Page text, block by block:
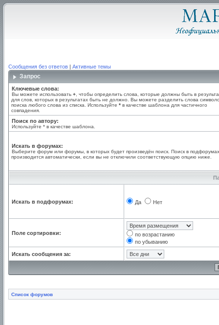
Сообщения без ответов | Активные темы
Запрос
Ключевые слова:
Вы можете использовать + , чтобы определить слова, которые должны быть в
для слов, которых в результатах быть не должно. Вы можете разделить слова
поиска любого слова из списка. Используйте * в качестве шаблона для частичного
совпадения.
Поиск по автору:
Используйте * в качестве шаблона.
Искать в форумах:
Выберите форум или форумы, в которых будет произведён поиск. Поиск в подфорумах
производится автоматически, если вы не отключили соответствующую опцию ниже.
Искать в подфорумах: Да Нет
Поле сортировки:
по возрастанию
по убыванию
Искать сообщения за:
Список форумов